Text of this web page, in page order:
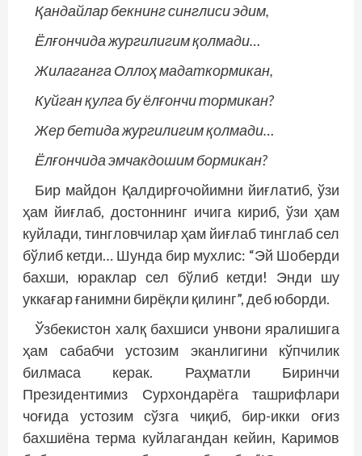
Қандайларбекнинг синглиси эдим,
Ёлғончида жургилигимқолмади…
Жилаганга Оллоҳ мадаткормикан,
Куйганқулга бу ёлғончи тормикан?
Жер бетида жургилигимқолмади…
Ёлғончида эмчакдошим бормикан?
Бир майдон Қалдирғочойимни йиғлатиб, ўзи
ҳам йиғлаб, достоннинг ичига кириб, ўзи ҳам
куйлади, тингловчилар ҳам йиғлаб тинглаб сел
бўлиб кетди… Шунда бир мухлис: “Эй Шоберди
бахши, юраклар сел бўлиб кетди! Энди шу
уккағар ғанимни бирёқли қилинг”, деб юборди.
Ўзбекистон халқ бахшиси унвони яралишига
ҳам сабабчи устозим эканлигини кўпчилик
билмаса керак. Раҳматли Биринчи
Президентимиз Сурхондарёга ташрифлари
чоғида устозим сўзга чиқиб, бир-икки оғиз
бахшиёна терма куйлагандан кейин, Каримов